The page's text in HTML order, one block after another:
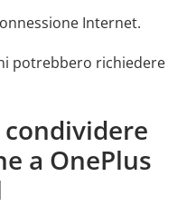
Internet.
potrebbero richiedere
condividere
a OnePlus